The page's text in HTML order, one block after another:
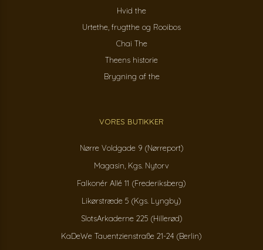
Hvid the
Urtethe, frugtthe og Rooibos
Chai The
Theens historie
Brygning af the
VORES BUTIKKER
Nørre Voldgade 9 (Nørreport)
Magasin, Kgs. Nytorv
Falkonér Allé 11 (Frederiksberg)
Likørstræde 5 (Kgs. Lyngby)
SlotsArkaderne 225 (Hillerød)
KaDeWe Tauentzienstraße 21-24 (Berlin)